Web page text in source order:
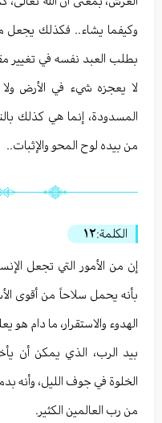
وكيفما يشاء.. فكذلك يجعل
بطلب العبد نفسه في تغيير
لا يعجزه شيء في الأرض
المسدودة، إنما هي كذلك
من بيده لوح المحو والإثبات..
الكلمة:١٢
إن من الأمور التي تجعل
بأنه يحمل سلاحاً من أقوى
الهدوء والاستقرار، ما دام هو
بيد الرب، الذي يمكن أن
الخلوة في جوف الليل، وأنه
من رب العالمين الكثير.